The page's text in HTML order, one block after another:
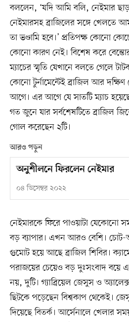
বললেন, ‌‘যদি আমি বলি, নেইমার
নেইমারসহ ব্রাজিলের সঙ্গে খেলতে
তা ভণ্ডামি হবে।‌’ প্রতিপক্ষ কোনো
কোনো কারণ নেই। বিশেষ করে
ম্যাচের স্মৃতি যেখানে বলতে গেলে
কোনো টুর্নামেন্টেই ব্রাজিল আর
আগে। এর আগে যে সাতটি ম্যাচ
গত জুনে যার সর্বশেষটিতে ব্রাজিল
গোল করেছেন ২টি।
আরও পড়ুন
অনুশীলনে ফিরলেন নেইমার
০৪ ডিসেম্বর ২০২২
নেইমারকে ফিরে পাওয়াটা যেকোনো
বড় ব্যাপার। এখন আরও বেশি। চোট-
গুমোট হয়ে আছে ব্রাজিল শিবির।
পরাজয়ের চেয়েও বড় দুঃসংবাদ বয়ে
নয়, দুটি। গ্যাব্রিয়েল জেসুস ও
ছিটকে পড়েছেন বিশ্বকাপ থেকেই।
দিয়েছে বিতর্ক। আর্সেনালে খেলার